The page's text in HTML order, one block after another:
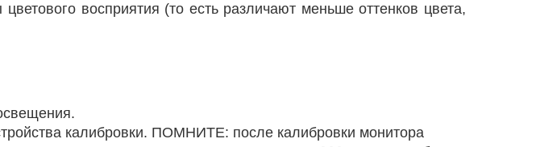
восприятия (то есть различают меньше оттенков цвета,
калибровки. ПОМНИТЕ: после калибровки монитора